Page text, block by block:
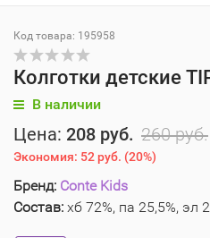
Код товара: 195958
Колготки детские
В наличии
Цена: 208 руб. 260 руб.
Экономия: 52 руб. (20%)
Бренд: Conte Kids
Состав: хб 72%, па 25,5%, эл